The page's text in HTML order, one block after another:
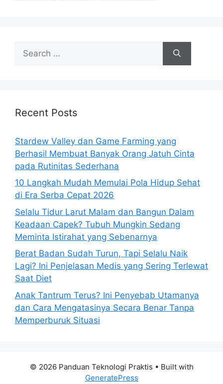
for:
Recent Posts
Stardew Valley dan Game Farming yang
Berhasil Membuat Banyak Orang Jatuh Cinta
pada Rutinitas Sederhana
10 Langkah Mudah Memulai Pola Hidup Sehat
di Era Serba Cepat 2026
Selalu Tidur Larut Malam dan Bangun Dalam
Keadaan Capek? Tubuh Mungkin Sedang
Meminta Istirahat yang Sebenarnya
Berat Badan Sudah Turun, Tapi Selalu Naik
Lagi? Ini Penjelasan Medis yang Sering Terlewat
Saat Diet
Anak Tantrum Terus? Ini Penyebab Utamanya
dan Cara Mengatasinya Secara Benar Tanpa
Memperburuk Situasi
© 2026 Panduan Teknologi Praktis • Built with
GeneratePress